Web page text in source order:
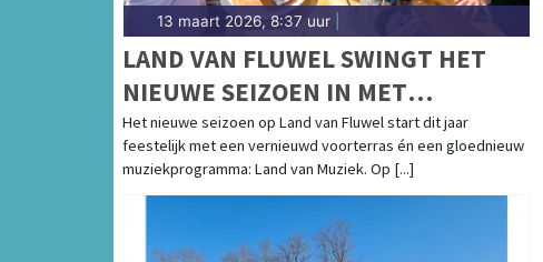
13 maart 2026, 8:37 uur
LAND VAN FLUWEL SWINGT HET
NIEUWE SEIZOEN IN MET
VERNIEUWD VOORTERRAS EN LAND
VAN MUZIEK
Het nieuwe seizoen op Land van Fluwel start dit jaar
feestelijk met een vernieuwd voorterras én een gloednieuw
muziekprogramma: Land van Muziek. Op [...]